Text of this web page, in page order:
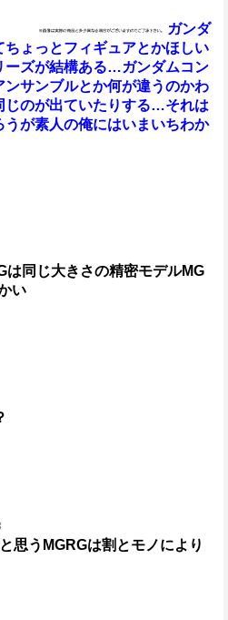
ガンダ
ちょっとフィギュアとかほしい
ーズが結構ある…ガンダムコン
サンブルとか何が違うのかわ
じのが出ていたりする…それは
うが素人の俺にはいまいちわか
は同じ大きさの精密モデルMG
い
思う MGRGは割とモノにより